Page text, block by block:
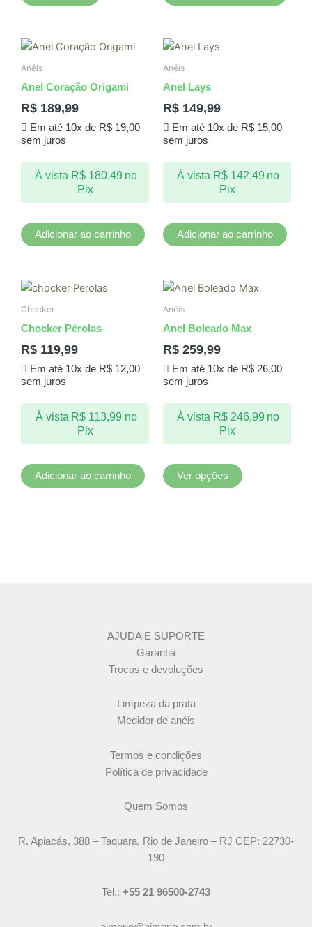
Anéis
Anel Coração Origami
R$ 189,99
Em até 10x de R$19,00
sem juros
À vista R$180,49 no
Pix
Adicionar ao carrinho
Anéis
Anel Lays
R$ 149,99
Em até 10x de R$15,00
sem juros
À vista R$142,49 no
Pix
Adicionar ao carrinho
Chocker
Chocker Pérolas
R$ 119,99
Em até 10x de R$12,00
sem juros
À vista R$ 113,99 no
Pix
Adicionar ao carrinho
Anéis
Anel Boleado Max
R$ 259,99
Em até 10x de R$26,00
sem juros
À vista R$246,99 no
Pix
Ver opções
Este
As
podem
ser
página
AJUDA E SUPORTE
Garantia
Trocas e devoluções
Limpeza da prata
Medidor de anéis
Termos e condições
Política de privacidade
Quem Somos
R. Apiacás, 388 – Taquara, Rio de Janeiro – RJ CEP: 22730-
190
Tel.: +55 21 96500-2743